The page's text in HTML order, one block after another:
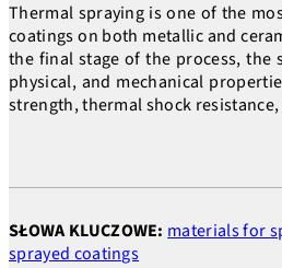
Thermal spraying is one of the
coatings on both metallic and
the final stage of the process,
physical, and mechanical
strength, thermal shock
SŁOWA KLUCZOWE: materials for
sprayed coatings